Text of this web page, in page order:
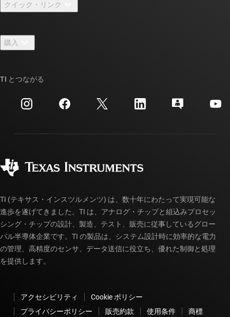
採用情報
ニュース
イベント
投資家向け情報
クイック・リンク
TI E2E™ 設計サポート・フォーラム
クロスリファレンス検索
カスタマー・サポート・センター
myTI アカウントの FAQ
購入
ご注文に関する FAQ
TI とつながる
TI (テキサス・インスツルメンツ) は、数十年にわたって実現可能な
進歩を遂げてきました。TI は、アナログ・チップと組込みプロセッ
シング・チップの設計、製造、テスト、販売に従事しているグロー
バル半導体企業です。TI の製品は、システム設計時に効率的な電力
の管理、高精度のセンサ、データ送信に役立ち、優れた制御と処理
を提供します。
アクセシビリティ
Cookie ポリシー
プライバシーポリシー
販売約款 使用条件
商標